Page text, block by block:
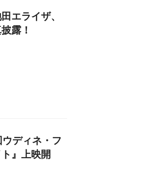
エライザ、
露！
ディネ・フ
』上映開